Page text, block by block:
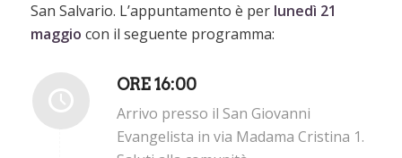
San Salvario. L’appuntamento è per lunedì 21
maggio con il seguente programma:
ORE 16:00
Arrivo presso il San Giovanni
Evangelista in via Madama Cristina 1.